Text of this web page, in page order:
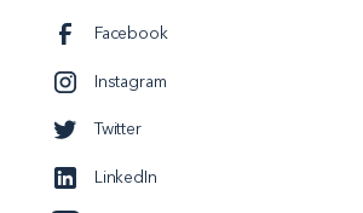
Facebook
Instagram
Twitter
LinkedIn